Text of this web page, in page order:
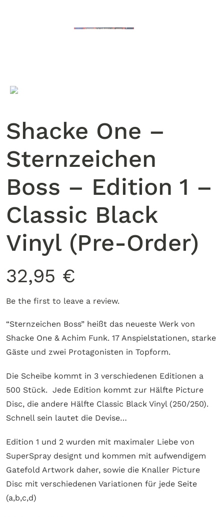
Shacke One –
Sternzeichen
Boss – Edition 1 –
Classic Black
Vinyl (Pre-Order)
32,95 €
Be the first to leave a review.
“Sternzeichen Boss” heißt das neueste Werk von
Shacke One & Achim Funk. 17 Anspielstationen, starke
Gäste und zwei Protagonisten in Topform.
Die Scheibe kommt in 3 verschiedenen Editionen a
500 Stück. Jede Edition kommt zur Hälfte Picture
Disc, die andere Hälfte Classic Black Vinyl (250/250).
Schnell sein lautet die Devise…
Edition 1 und 2 wurden mit maximaler Liebe von
SuperSpray designt und kommen mit aufwendigem
Gatefold Artwork daher, sowie die Knaller Picture
Disc mit verschiedenen Variationen für jede Seite
(a,b,c,d)